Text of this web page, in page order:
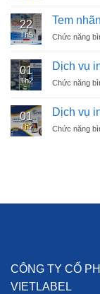
22
Th5
Tem
Chức năng
01
Th2
Dịch vụ
Chức năng
01
Th2
Dịch vụ
Chức năng
CÔNG TY CỔ
VIETLABEL